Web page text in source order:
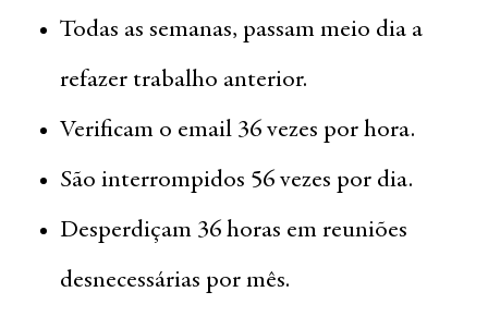
Todas as semanas, passam meio dia a
refazer trabalho anterior.
Verificam o email 36 vezes por hora.
São interrompidos 56 vezes por dia.
Desperdiçam 36 horas em reuniões
desnecessárias por mês.